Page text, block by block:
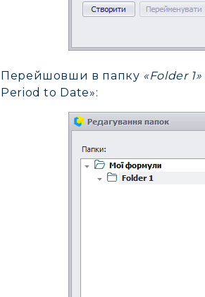
Перейшовши в папку «Folder 1»
Period to Date»: